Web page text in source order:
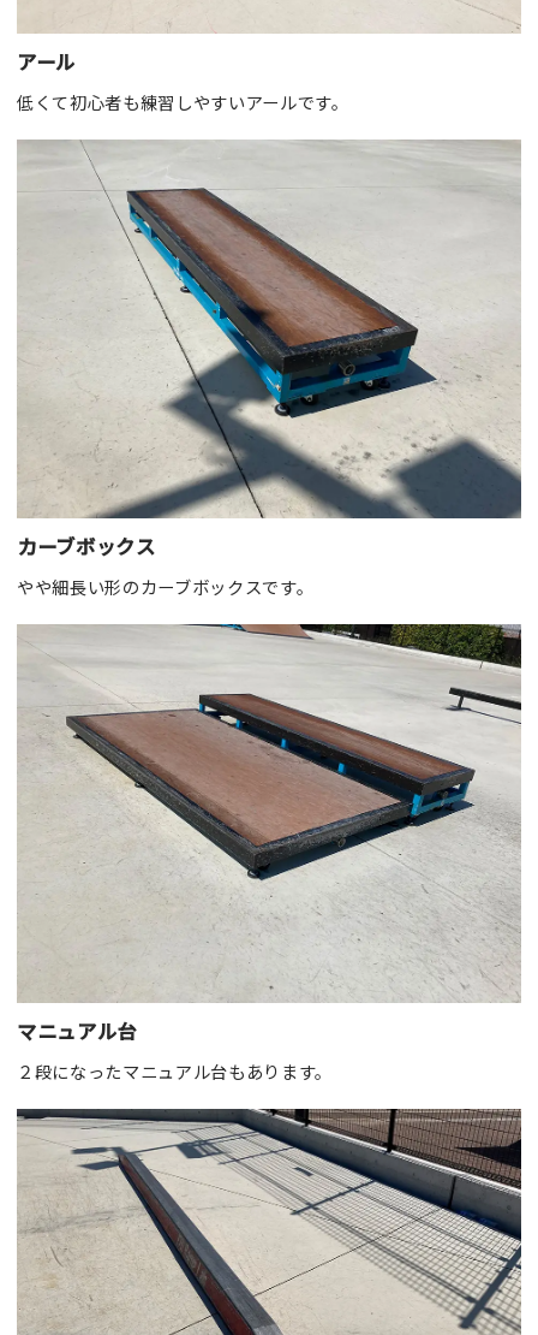
アール
低くて初心者も練習しやすいアールです。
カーブボックス
やや細長い形のカーブボックスです。
マニュアル台
２段になったマニュアル台もあります。